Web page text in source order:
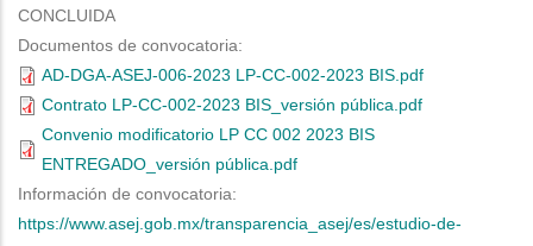
CONCLUIDA
Documentos de convocatoria:
AD-DGA-ASEJ-006-2023 LP-CC-002-2023 BIS.pdf
Contrato LP-CC-002-2023 BIS_versión pública.pdf
Convenio modificatorio LP CC 002 2023 BIS
ENTREGADO_versión pública.pdf
Información de convocatoria:
https://www.asej.gob.mx/transparencia_asej/es/estudio-de-